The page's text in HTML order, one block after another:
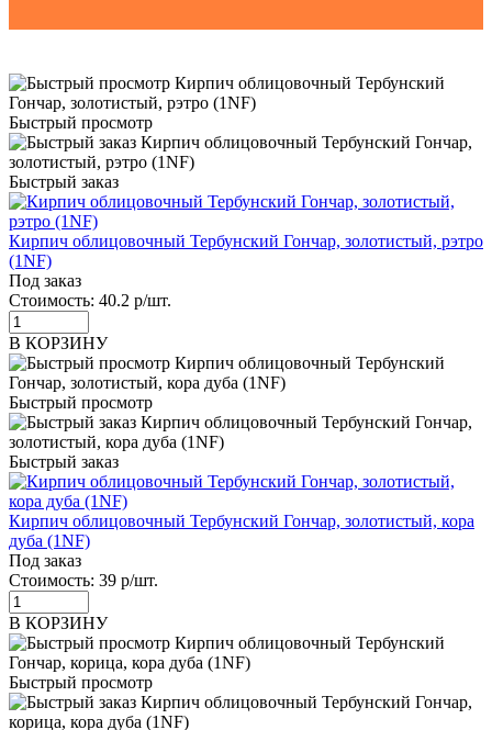
Быстрый просмотр
Быстрый заказ
Кирпич облицовочный Тербунский Гончар, золотистый, рэтро
(1NF)
Под заказ
Стоимость: 40.2 р/шт.
В КОРЗИНУ
Быстрый просмотр
Быстрый заказ
Кирпич облицовочный Тербунский Гончар, золотистый, кора
дуба (1NF)
Под заказ
Стоимость: 39 р/шт.
В КОРЗИНУ
Быстрый просмотр